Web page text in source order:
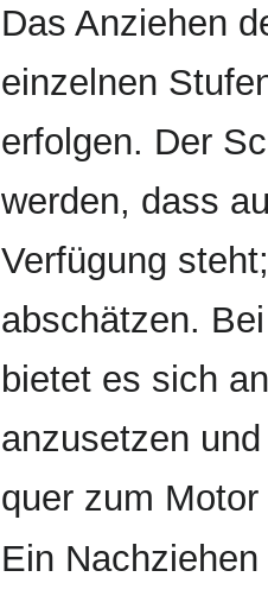
Das Anziehen
einzelnen
erfolgen. Der
werden, dass
Verfügung
abschätzen.
bietet es sich
anzusetzen
quer zum
Ein